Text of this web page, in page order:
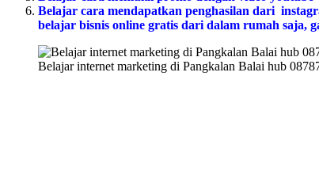
Belajar cara mendapatkan penghasilan dari
belajar bisnis online gratis dari dalam rumah saja,
Belajar internet marketing di Pangkalan Balai hub